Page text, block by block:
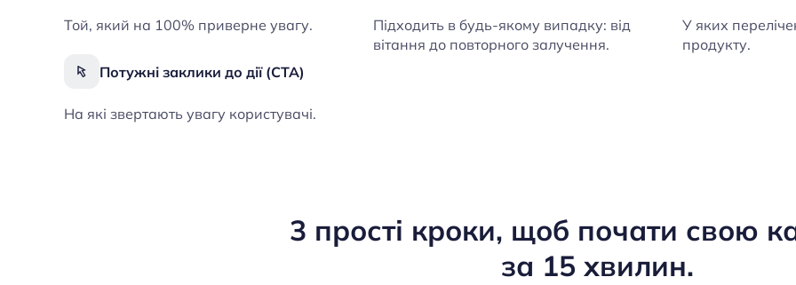
Той, який на 100% приверне увагу.
Підходить в будь-якому випадку: від
вітання до повторного залучення.
У яких
продукту.
Потужні заклики до дії (CTA)
На які звертають увагу користувачі.
3 прості кроки, щоб почати свою
за 15 хвилин.